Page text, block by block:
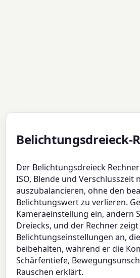
Belichtungsdreieck-
Der Belichtungsdreieck
ISO, Blende und Verschlusszeit
auszubalancieren, ohne den
Belichtungswert zu verlieren.
Kameraeinstellung ein, ändern
Dreiecks, und der Rechner
Belichtungseinstellungen an,
beibehalten, während er die
Schärfentiefe,
Rauschen erklärt.